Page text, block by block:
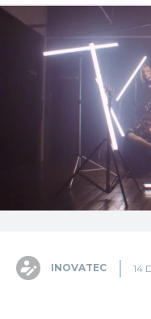
INOVATEC 14